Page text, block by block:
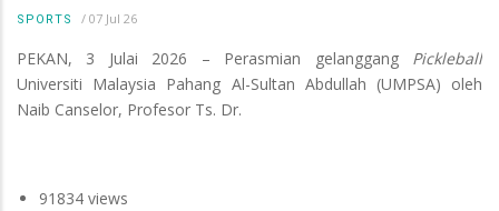
SPORTS / 07 Jul 26
PEKAN, 3 Julai 2026 – Perasmian gelanggang Pickleball
Universiti Malaysia Pahang Al-Sultan Abdullah (UMPSA) oleh
Naib Canselor, Profesor Ts. Dr.
91834 views